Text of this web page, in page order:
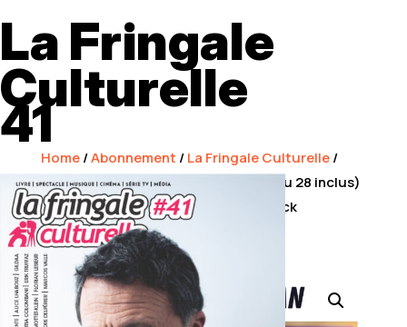
La Fringale
Culturelle
41
Home/Abonnement /La Fringale Culturelle/
Abonnement 1 an 6 numéros (du 23 au 28 inclus)
+ 1 cadeau offert (au choix selon stock
disponible)
PROMO !